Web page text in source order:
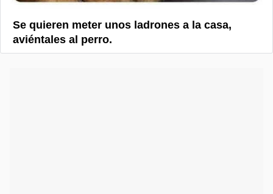
Se quieren meter unos ladrones a la casa,
aviéntales al perro.